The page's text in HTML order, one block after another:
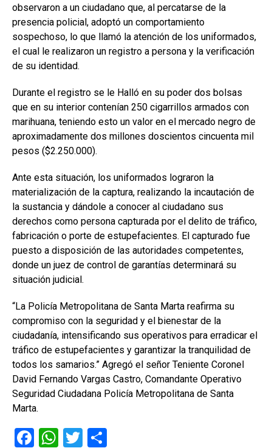
observaron a un ciudadano que, al percatarse de la
presencia policial, adoptó un comportamiento
sospechoso, lo que llamó la atención de los uniformados,
el cual le realizaron un registro a persona y la verificación
de su identidad.
Durante el registro se le Halló en su poder dos bolsas
que en su interior contenían 250 cigarrillos armados con
marihuana, teniendo esto un valor en el mercado negro de
aproximadamente dos millones doscientos cincuenta mil
pesos ($2.250.000).
Ante esta situación, los uniformados lograron la
materialización de la captura, realizando la incautación de
la sustancia y dándole a conocer al ciudadano sus
derechos como persona capturada por el delito de tráfico,
fabricación o porte de estupefacientes. El capturado fue
puesto a disposición de las autoridades competentes,
donde un juez de control de garantías determinará su
situación judicial.
“La Policía Metropolitana de Santa Marta reafirma su
compromiso con la seguridad y el bienestar de la
ciudadanía, intensificando sus operativos para erradicar el
tráfico de estupefacientes y garantizar la tranquilidad de
todos los samarios.” Agregó el señor Teniente Coronel
David Fernando Vargas Castro, Comandante Operativo
Seguridad Ciudadana Policía Metropolitana de Santa
Marta.
F
W T